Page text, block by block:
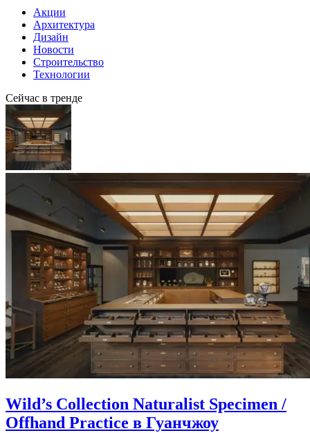
Акции
Архитектура
Дизайн
Новости
Строительство
Технологии
Сейчас в тренде
Wild’s Collection Naturalist Specimen /
Offhand Practice в Гуанчжоу